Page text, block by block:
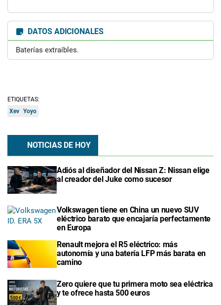
DATOS ADICIONALES
Baterías extraíbles.
ETIQUETAS:
Xev Yoyo
NOTICIAS DE HOY
Adiós al diseñador del Nissan Z: Nissan elige
al creador del Juke como sucesor
Volkswagen tiene en China un nuevo SUV
eléctrico barato que encajaría perfectamente
en Europa
Renault mejora el R5 eléctrico: más
autonomía y una batería LFP más barata en
camino
Zero quiere que tu primera moto sea eléctrica
y te ofrece hasta 500 euros